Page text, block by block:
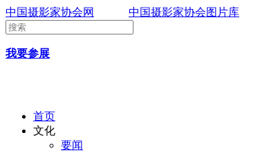
中国摄影家协会网 中国摄影家协会图片库
我要参展
首页
文化
要闻